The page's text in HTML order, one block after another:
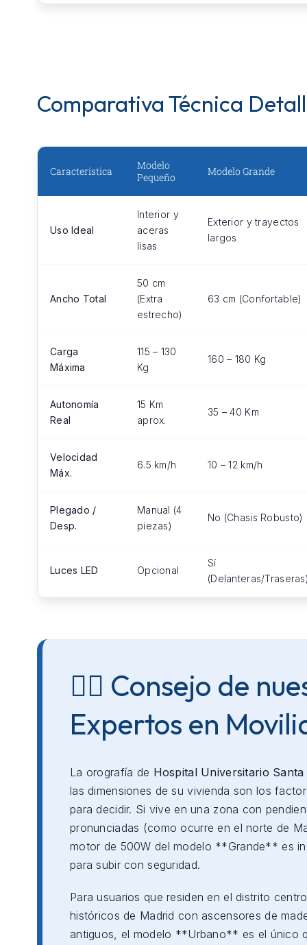
Comparativa Técnica
Característica
Modelo
Pequeño
Modelo Grande
Uso Ideal
Interior y
aceras
lisas
Exterior y trayectos
largos
Ancho Total
50 cm
(Extra
estrecho)
63 cm (Confortable)
Carga
Máxima
115 – 130
Kg
160 – 180 Kg
Autonomía
Real
15 Km
aprox.
35 – 40 Km
Velocidad
Máx.
6.5 km/h 10 – 12 km/h
Plegado /
Desp.
Manual (4
piezas)
No (Chasis Robusto)
Luces LED Opcional
Sí
(Delanteras/
👨‍⚕️ Consejo de
Expertos en
La orografía de Hospital Universitario Santa
las dimensiones de su vivienda son los
para decidir. Si vive en una zona con
pronunciadas (como ocurre en el norte de
motor de 500W del modelo **Grande** es
para subir con seguridad.
Para usuarios que residen en el distrito
históricos de Madrid con ascensores de
antiguos, el modelo **Urbano** es el único